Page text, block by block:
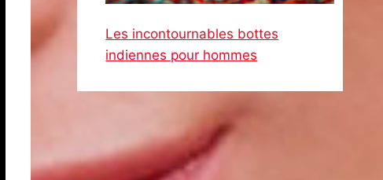
Les incontournables bottes
indiennes pour hommes